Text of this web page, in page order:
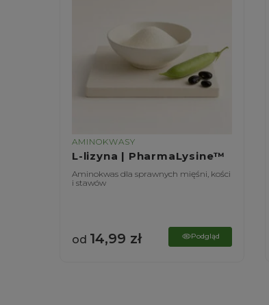
AMINOKWASY
L-lizyna | PharmaLysine™
Aminokwas dla sprawnych mięśni, kości
i stawów
od 14,99 zł Podgląd